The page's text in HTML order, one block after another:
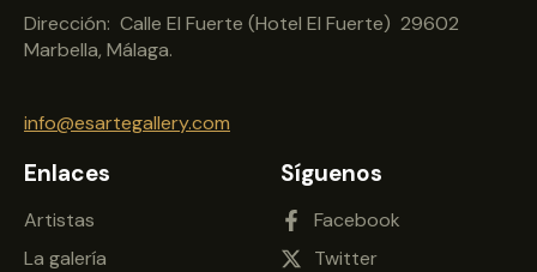
Dirección: Calle El Fuerte (Hotel El Fuerte) 29602
Marbella, Málaga.
info@esartegallery.com
Enlaces
Artistas
La galería
Síguenos
Facebook
Twitter